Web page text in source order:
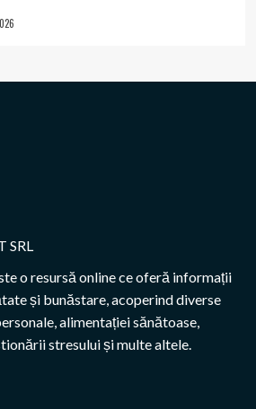
SRL
o resursă online ce oferă informații
și bunăstare, acoperind diverse
alimentației sănătoase,
stresului și multe altele.